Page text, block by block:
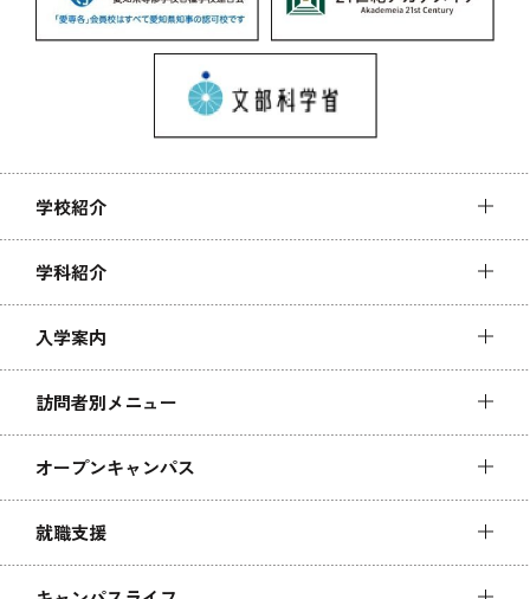
学校紹介
学科紹介
入学案内
訪問者別メニュー
オープンキャンパス
就職支援